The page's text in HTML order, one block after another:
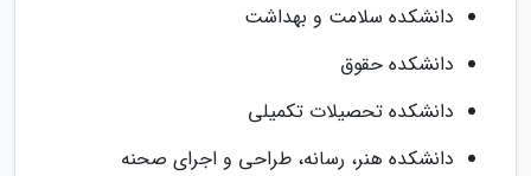
دانشکده سلامت و بهداشت
دانشکده حقوق
دانشکده تحصیلات تکمیلی
دانشکده هنر، رسانه، طراحی و اجرای صحنه